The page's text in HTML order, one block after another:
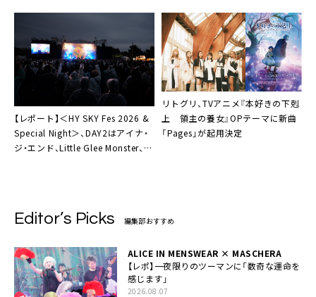
【レポート】＜HY SKY Fes 2026 &
Special Night＞、DAY2はアイナ・
ジ・エンド、Little Glee Monster、
リトグリ、TVアニメ『本好きの下剋
上 領主の養女』OPテーマに新曲
「Pages」が起用決定
Editor’s Picks 編集部おすすめ
ALICE IN MENSWEAR × MASCHERA
【レポ】一夜限りのツーマンに「数奇な運命を
感じます」
2026.08.07